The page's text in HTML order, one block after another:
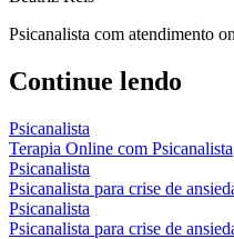
Psicanalista com atendimento
Continue lendo
Psicanalista
Terapia Online com Psicanalista
Psicanalista
Psicanalista para crise de
Psicanalista
Psicanalista para crise de